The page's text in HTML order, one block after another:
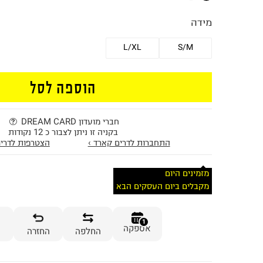
מידה
S/M
L/XL
הוספה לסל
חברי מועדון DREAM CARD
בקניה זו ניתן לצבור כ 12 נקודות
התחברות לדרים קארד ›
הצטרפות
מזמינים היום
מקבלים ביום העסקים הבא
1
אספקה החלפה החזרה